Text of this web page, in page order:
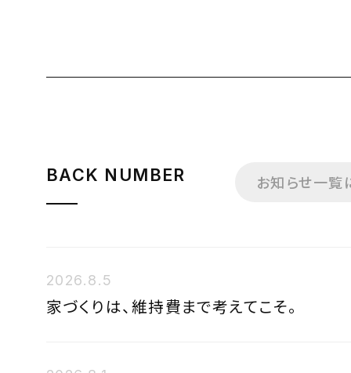
BACK NUMBER お知らせ一覧
2026.8.5
家づくりは、維持費まで考えてこそ。